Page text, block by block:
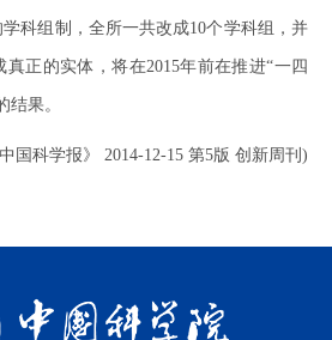
科组制，全所一共改成10个学科组，并
真正的实体，将在2015年前在推进“一四
结果。
科学报》 2014-12-15 第5版 创新周刊)